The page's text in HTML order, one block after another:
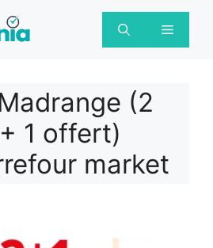
Menu
(2
1 offert)
market